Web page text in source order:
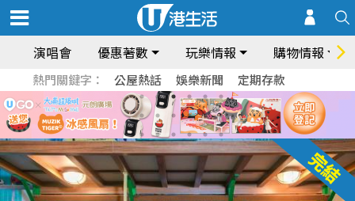
演唱會 優惠著數 玩樂情報 購物情報
熱門關鍵字： 公屋熱話 娛樂新聞 定期存款